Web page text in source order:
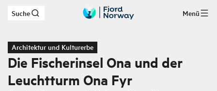
Zum Hauptinhalt
Suche Menü
Architektur und Kulturerbe
Die Fischerinsel Ona und der
Leuchtturm Ona Fyr